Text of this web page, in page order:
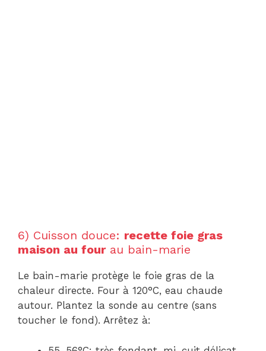
6) Cuisson douce: recette foie gras
maison au fourau bain-marie
Le bain-marie protège le foie gras de la
chaleur directe. Four à 120°C, eau chaude
autour. Plantez la sonde au centre (sans
toucher le fond). Arrêtez à: